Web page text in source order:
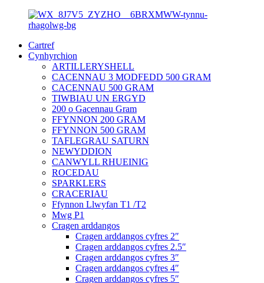
Cartref
Cynhyrchion
ARTILLERYSHELL
CACENNAU 3 MODFEDD 500 GRAM
CACENNAU 500 GRAM
TIWBIAU UN ERGYD
200 o Gacennau Gram
FFYNNON 200 GRAM
FFYNNON 500 GRAM
TAFLEGRAU SATURN
NEWYDDION
CANWYLL RHUEINIG
ROCEDAU
SPARKLERS
CRACERIAU
Ffynnon Llwyfan T1 /T2
Mwg P1
Cragen arddangos
Cragen arddangos cyfres 2″
Cragen arddangos cyfres 2.5″
Cragen arddangos cyfres 3″
Cragen arddangos cyfres 4″
Cragen arddangos cyfres 5″